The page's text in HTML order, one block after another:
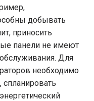
добывать
приносить
панели не имеют
Для
необходимо